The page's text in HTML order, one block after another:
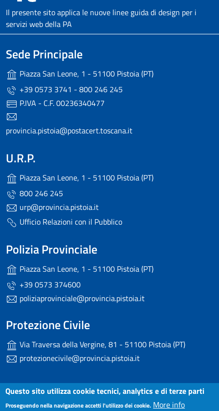
Il presente sito applica le nuove linee guida di design per i
servizi web della PA
Sede Principale
Piazza San Leone, 1 - 51100 Pistoia (PT)
+39 0573 3741 - 800 246 245
P.IVA - C.F. 00236340477
provincia.pistoia@postacert.toscana.it
U.R.P.
Piazza San Leone, 1 - 51100 Pistoia (PT)
800 246 245
urp@provincia.pistoia.it
Ufficio Relazioni con il Pubblico
Polizia Provinciale
Piazza San Leone, 1 - 51100 Pistoia (PT)
+39 0573 374600
poliziaprovinciale@provincia.pistoia.it
Protezione Civile
Via Traversa della Vergine, 81 - 51100 Pistoia (PT)
protezionecivile@provincia.pistoia.it
Small prints
Useful links section
Dichiarazione di accessibilità
Questo sito utilizza cookie tecnici, analytics e di terze parti
Proseguendo nella navigazione accetti l'utilizzo dei cookie. More info